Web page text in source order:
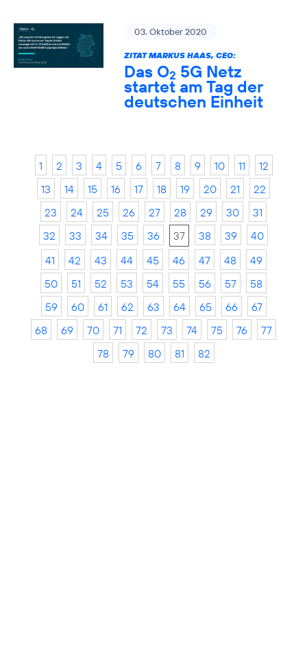
03. Oktober 2020
ZITAT MARKUS HAAS, CEO:
Das O2 5G Netz
startet am Tag der
deutschen Einheit
1 2 3 4 5 6 7 8 9 10 11
12
13
14 15 16 17 18 19 20 21
22
23
24 25 26 27 28 29 30
31
32
33 34 35 36 37 38 39
40
41
42 43 44 45 46 47 48
49
50
51 52 53 54 55 56 57
58
59
60 61 62 63 64 65 66
67
68
69 70 71 72 73 74 75 76
77
78
79 80 81 82